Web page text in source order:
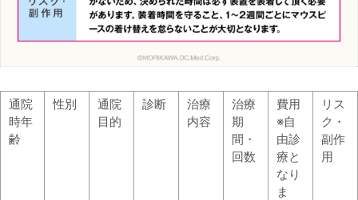
通院
時年
齢
性別
通院
目的
診断
治療
内容
治療
期
間・
回数
費用
※自
由診
療と
なり
ま
リス
ク・
副作
用